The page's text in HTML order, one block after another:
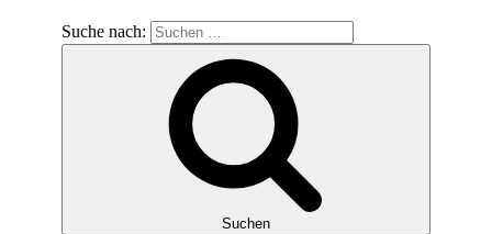
Suche nach:
Suchen